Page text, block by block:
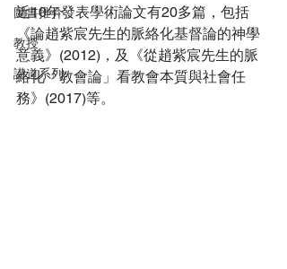
圖書推介
教授
講道系列
近10年發表學術論文有20多篇，包括
《論趙紫宸先生的脈絡化基督論的神學
意義》(2012)，及《從趙紫宸先生的脈
絡化「教會論」看教會本質與社會任
務》(2017)等。